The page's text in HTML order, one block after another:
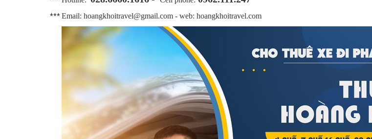
***​Email: hoangkhoitravel@gmail.com - web: hoangkhoitravel.com